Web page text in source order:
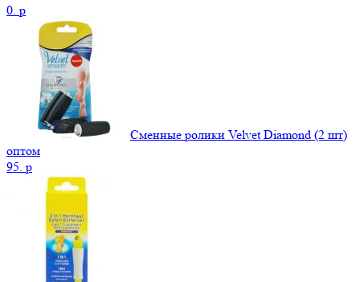
0. p
Сменные ролики Velvet Diamond (2 шт)
оптом
95. p